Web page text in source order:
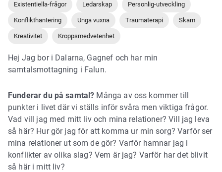
Existentiella-frågor Ledarskap Personlig-utveckling
Konflikthantering Unga vuxna Traumaterapi Skam
Kreativitet Kroppsmedvetenhet
Hej Jag bor i Dalarna, Gagnef och har min
samtalsmottagning i Falun.
Funderar du på samtal? Många av oss kommer till
punkter i livet där vi ställs inför svåra men viktiga frågor.
Vad vill jag med mitt liv och mina relationer? Vill jag leva
så här? Hur gör jag för att komma ur min sorg? Varför ser
mina relationer ut som de gör? Varför hamnar jag i
konflikter av olika slag? Vem är jag? Varför har det blivit
så här i mitt liv?